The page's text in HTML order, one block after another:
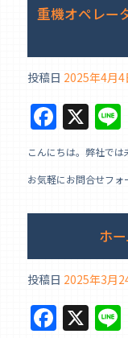
重機オペレ
投稿日 2025年4月4
F
a
c
e
b
o
k
X Li
こんにちは。弊社では
お気軽にお問合せフォ
ホ
投稿日 2025年3月
F X Li